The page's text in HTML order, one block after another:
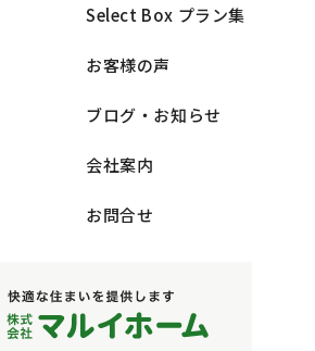
Select Box プラン集
お客様の声
ブログ・お知らせ
会社案内
お問合せ